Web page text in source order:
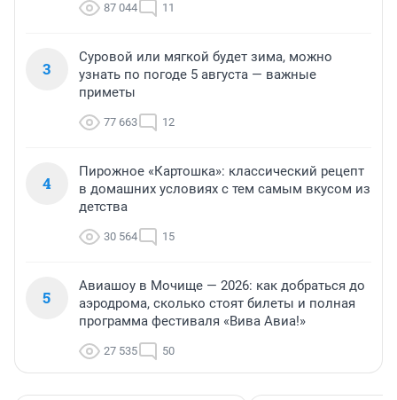
87 044 11
3
Суровой или мягкой будет зима, можно
узнать по погоде 5 августа — важные
приметы
77 663 12
4
Пирожное «Картошка»: классический рецепт
в домашних условиях с тем самым вкусом из
детства
30 564 15
5
Авиашоу в Мочище — 2026: как добраться до
аэродрома, сколько стоят билеты и полная
программа фестиваля «Вива Авиа!»
27 535 50